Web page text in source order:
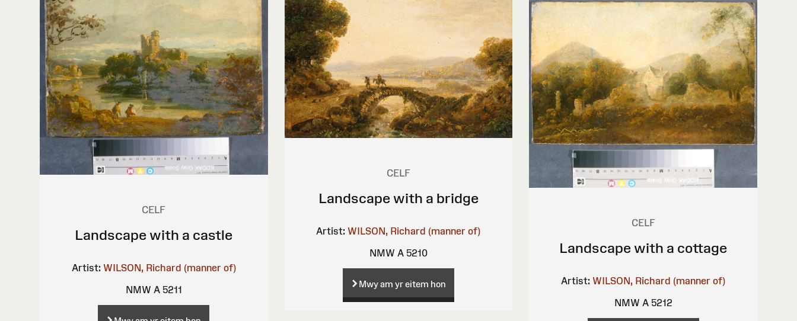
CELF
Landscape with a castle
Artist: WILSON, Richard (manner of)
NMW A 5211
CELF
Landscape with a bridge
Artist: WILSON, Richard (manner of)
NMW A 5210
Mwy am yr eitem hon
CELF
Landscape with a cottage
Artist: WILSON, Richard (manner of)
NMW A 5212